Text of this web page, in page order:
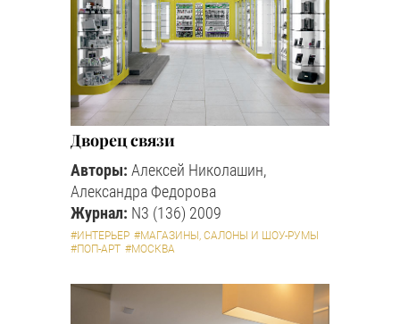
Дворец связи
Авторы: Алексей Николашин,
Александра Федорова
Журнал: N3 (136) 2009
#ИНТЕРЬЕР #МАГАЗИНЫ, САЛОНЫ И ШОУ-РУМЫ
#ПОП-АРТ #МОСКВА